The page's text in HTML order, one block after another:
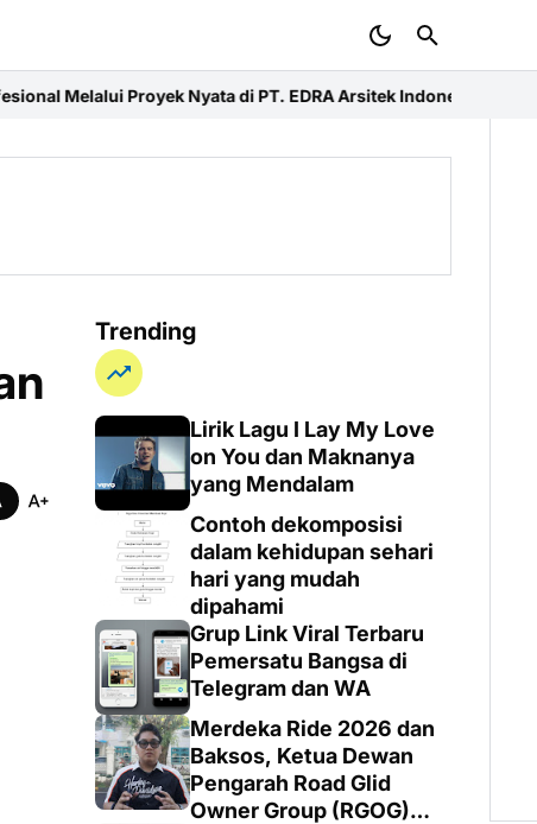
Nyata di PT. EDRA Arsitek IndonesiaMerdeka Ride 2026 dan
Trending
Lirik Lagu I Lay My Love
on You dan Maknanya
yang Mendalam
Contoh dekomposisi
dalam kehidupan sehari
hari yang mudah
dipahami
Grup Link Viral Terbaru
Pemersatu Bangsa di
Telegram dan WA
Merdeka Ride 2026 dan
Baksos, Ketua Dewan
Pengarah Road Glid
Owner Group (RGOG)